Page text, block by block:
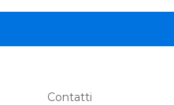
Contatti